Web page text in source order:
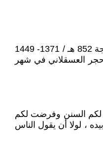
شهاب الدين أبو الفضل أحمد بن علي بن محمد بن محمد بن علي بن محمود بن أحمد بن أحمد الكناني العسقلاني ثم المصري الشافعي (شعبان 773- ذو الحجة 852 هـ / 1371- 1449
العسقلاني في شهر
لكم السنن وفرضت لكم
، لولا أن يقول الناس